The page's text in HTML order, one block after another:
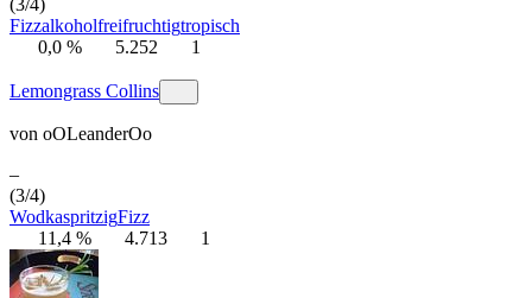
(3/4)
Fizzalkoholfreifruchtigtropisch
0,0 %
5.252 1
Lemongrass Collins
von oOLeanderOo
–
(3/4)
WodkaspritzigFizz
11,4 %
4.713 1